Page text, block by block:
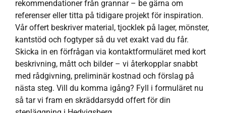
rekommendationer från grannar – be gärna om
referenser eller titta på tidigare projekt för inspiration.
Vår offert beskriver material, tjocklek på lager, mönster,
kantstöd och fogtyper så du vet exakt vad du får.
Skicka in en förfrågan via kontaktformuläret med kort
beskrivning, mått och bilder – vi återkopplar snabbt
med rådgivning, preliminär kostnad och förslag på
nästa steg. Vill du komma igång? Fyll i formuläret nu
så tar vi fram en skräddarsydd offert för din